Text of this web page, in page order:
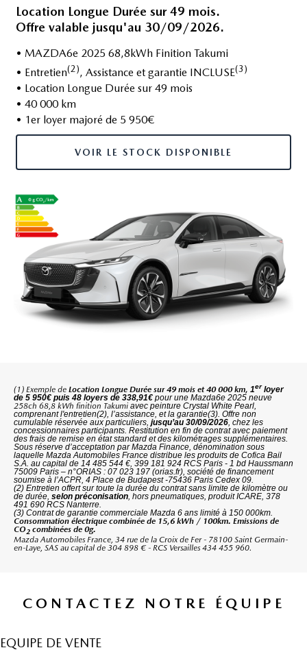
Location Longue Durée sur 49 mois.
Offre valable jusqu'au 30/09/2026.
• MAZDA6e 2025 68,8kWh Finition Takumi
• Entretien(2), Assistance et garantie INCLUSE(3)
• Location Longue Durée sur 49 mois
• 40 000 km
• 1er loyer majoré de 5 950€
VOIR LE STOCK DISPONIBLE
(1) Exemple de Location Longue Durée sur 49 mois et 40 000 km, 1er loyer
de 5 950€ puis 48 loyers de 338,91€ pour une Mazda6e 2025 neuve
258ch 68,8 kWh finition Takumi avec peinture Crystal White Pearl,
comprenant l'entretien(2), l’assistance, et la garantie(3). Offre non
cumulable réservée aux particuliers, jusqu’au 30/09/2026, chez les
concessionnaires participants. Restitution en fin de contrat avec paiement
des frais de remise en état standard et des kilométrages supplémentaires.
Sous réserve d’acceptation par Mazda Finance, dénomination sous
laquelle Mazda Automobiles France distribue les produits de Cofica Bail
S.A. au capital de 14 485 544 €, 399 181 924 RCS Paris - 1 bd Haussmann
75009 Paris – n°ORIAS : 07 023 197 (orias.fr), société de financement
soumise à l’ACPR, 4 Place de Budapest -75436 Paris Cedex 09.
(2) Entretien offert sur toute la durée du contrat sans limite de kilomètre ou
de durée, selon préconisation, hors pneumatiques, produit ICARE, 378
491 690 RCS Nanterre.
(3) Contrat de garantie commerciale Mazda 6 ans limité à 150 000km.
Consommation électrique combinée de 15,6 kWh / 100km. Emissions de
CO2 combinées de 0g.
Mazda Automobiles France, 34 rue de la Croix de Fer - 78100 Saint Germain-
en-Laye, SAS au capital de 304 898 € - RCS Versailles 434 455 960.
CONTACTEZ NOTRE ÉQUIPE
EQUIPE DE VENTE